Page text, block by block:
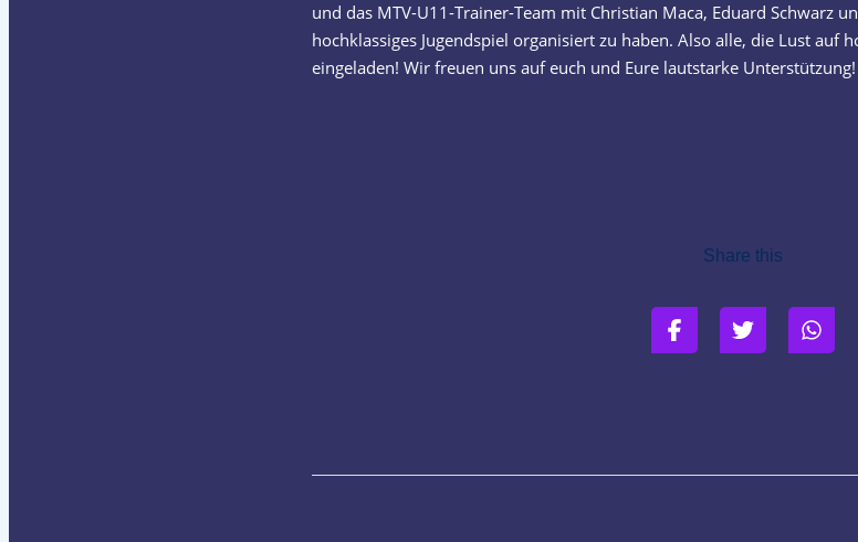
und das MTV-U11-Trainer-Team mit Christian Maca, Eduard Schwarz
hochklassiges Jugendspiel organisiert zu haben. Also alle, die Lust auf
eingeladen! Wir freuen uns auf euch und Eure lautstarke Unterstützung!
Share this